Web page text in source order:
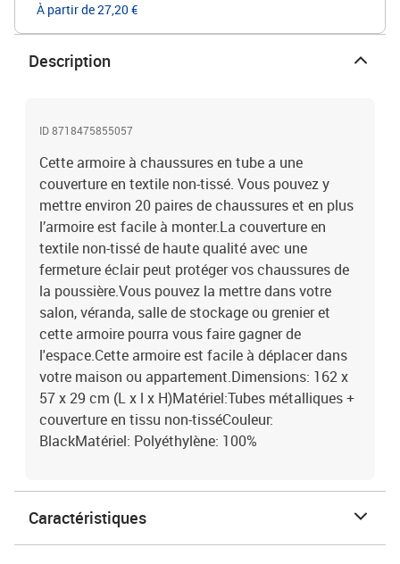
À partir de 27,20 €
Description
ID 8718475855057
Cette armoire à chaussures en tube a une
couverture en textile non-tissé. Vous pouvez y
mettre environ 20 paires de chaussures et en plus
l’armoire est facile à monter.La couverture en
textile non-tissé de haute qualité avec une
fermeture éclair peut protéger vos chaussures de
la poussière.Vous pouvez la mettre dans votre
salon, véranda, salle de stockage ou grenier et
cette armoire pourra vous faire gagner de
l'espace.Cette armoire est facile à déplacer dans
votre maison ou appartement.Dimensions: 162 x
57 x 29 cm (L x l x H)Matériel:Tubes métalliques +
couverture en tissu non-tisséCouleur:
BlackMatériel: Polyéthylène: 100%
Caractéristiques